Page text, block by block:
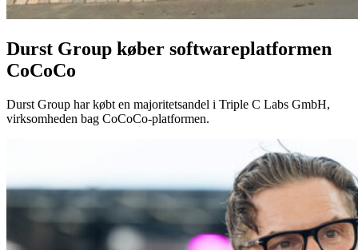
Durst Group køber softwareplatformen
CoCoCo
Durst Group har købt en majoritetsandel i Triple C Labs GmbH,
virksomheden bag CoCoCo-platformen.